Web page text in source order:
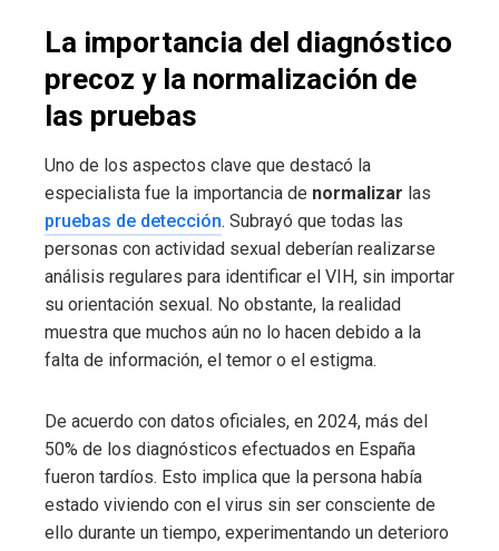
La importancia del diagnóstico
precoz y la normalización de
las pruebas
Uno de los aspectos clave que destacó la
especialista fue la importancia de normalizar las
pruebas de detección. Subrayó que todas las
personas con actividad sexual deberían realizarse
análisis regulares para identificar el VIH, sin importar
su orientación sexual. No obstante, la realidad
muestra que muchos aún no lo hacen debido a la
falta de información, el temor o el estigma.
De acuerdo con datos oficiales, en 2024, más del
50% de los diagnósticos efectuados en España
fueron tardíos. Esto implica que la persona había
estado viviendo con el virus sin ser consciente de
ello durante un tiempo, experimentando un deterioro